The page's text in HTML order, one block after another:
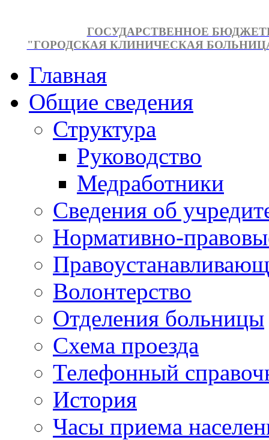
ГОСУДАРСТВЕННОЕ
"ГОРОДСКАЯ КЛИНИЧЕСКАЯ
Главная
Общие сведения
Структура
Руководство
Медработники
Сведения об
Нормативно-
Волонтерство
Отделения больницы
Схема проезда
Телефонный
История
Часы приема